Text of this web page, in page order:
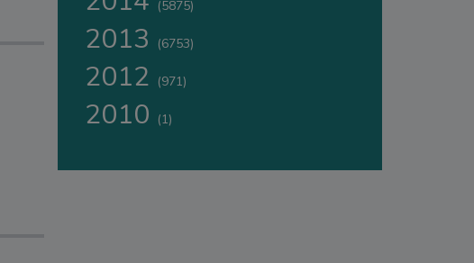
(5875)
2013 (6753)
2012 (971)
2010 (1)